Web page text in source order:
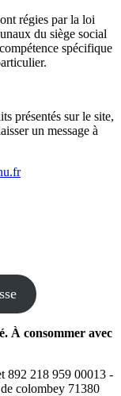
régies par la loi
du siège social
spécifique
présentés sur le site,
un message à
À consommer avec
892 218 959 00013 -
colombey 71380